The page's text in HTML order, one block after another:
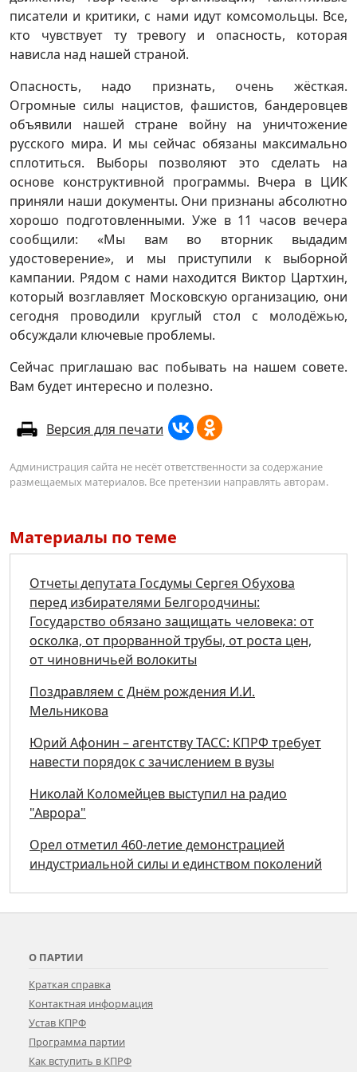
писатели и критики, с нами идут комсомольцы. Все,
кто чувствует ту тревогу и опасность, которая
нависла над нашей страной.
Опасность, надо признать, очень жёсткая.
Огромные силы нацистов, фашистов, бандеровцев
объявили нашей стране войну на уничтожение
русского мира. И мы сейчас обязаны максимально
сплотиться. Выборы позволяют это сделать на
основе конструктивной программы. Вчера в ЦИК
приняли наши документы. Они признаны абсолютно
хорошо подготовленными. Уже в 11 часов вечера
сообщили: «Мы вам во вторник выдадим
удостоверение», и мы приступили к выборной
кампании. Рядом с нами находится Виктор Цартхин,
который возглавляет Московскую организацию, они
сегодня проводили круглый стол с молодёжью,
обсуждали ключевые проблемы.
Сейчас приглашаю вас побывать на нашем совете.
Вам будет интересно и полезно.
Версия для печати
Администрация сайта не несёт ответственности за содержание
размещаемых материалов. Все претензии направлять авторам.
Материалы по теме
Отчеты депутата Госдумы Сергея Обухова
перед избирателями Белгородчины:
Государство обязано защищать человека: от
осколка, от прорванной трубы, от роста цен,
от чиновничьей волокиты
Поздравляем с Днём рождения И.И.
Мельникова
Юрий Афонин – агентству ТАСС: КПРФ требует
навести порядок с зачислением в вузы
Николай Коломейцев выступил на радио
"Аврора"
Орел отметил 460-летие демонстрацией
индустриальной силы и единством поколений
О ПАРТИИ
Краткая справка
Контактная информация
Устав КПРФ
Программа партии
Как вступить в КПРФ